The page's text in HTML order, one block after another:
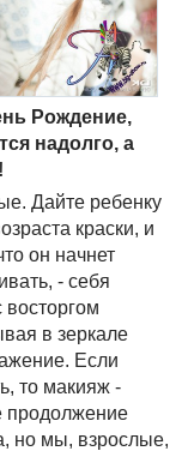
Рождение,
надолго, а
Дайте ребенку
краски, и
он начнет
- себя
восторгом
в зеркале
Если
то макияж -
продолжение
но мы, взрослые,